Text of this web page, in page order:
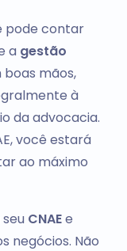
pode contar
a gestão
mãos,
à
da advocacia.
você estará
ao máximo
CNAEe
negócios. Não